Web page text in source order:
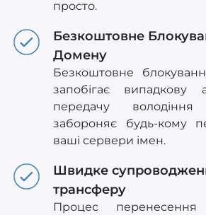
просто.
Безкоштовне
Домену
Безкоштовне
запобігає випадкову
передачу
забороняє будь-кому
ваші сервери імен.
Швидке
трансферу
Процес